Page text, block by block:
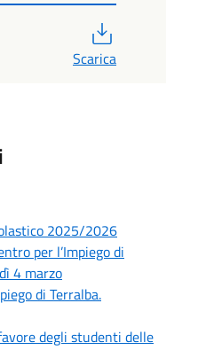
Scarica
2025/2026
per l’Impiego di
4 marzo
di Terralba.
degli studenti delle